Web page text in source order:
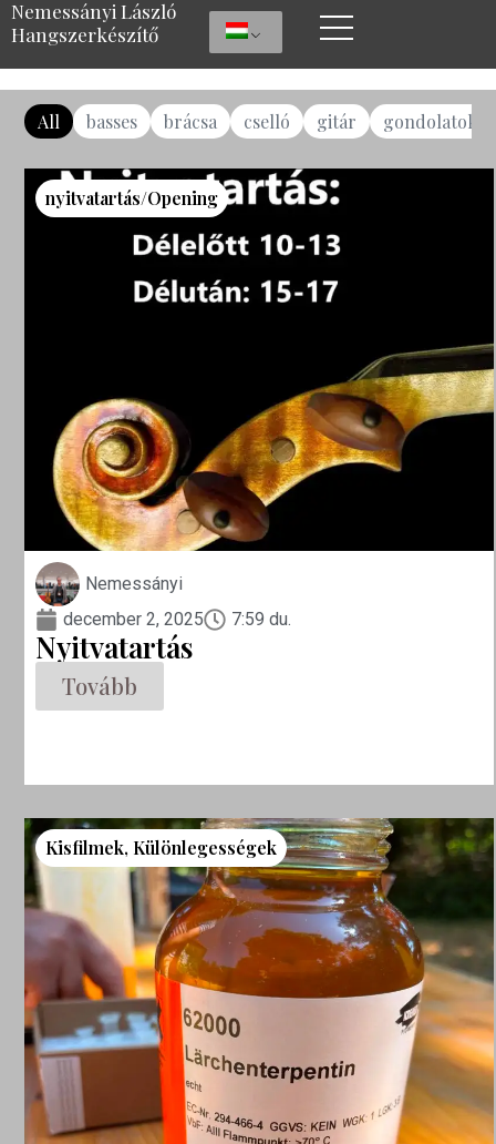
Nemessányi László
Hangszerkészítő
basses brácsa cselló gitár gondolatok
All
nyitvatartás/Opening
Nemessányi
december 2, 2025
7:59 du.
Nyitvatartás
Tovább
Kisfilmek, Különlegességek